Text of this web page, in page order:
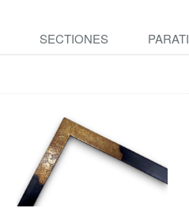
SECTIONES PARATI